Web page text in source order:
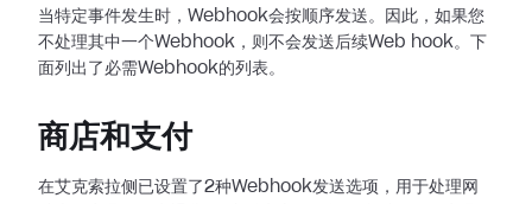
当特定事件发生时，Webhook会按顺序发送。因此，如果您
不处理其中一个Webhook，则不会发送后续Web hook。下
面列出了必需Webhook的列表。
商店和支付
在艾克索拉侧已设置了2种Webhook发送选项，用于处理网